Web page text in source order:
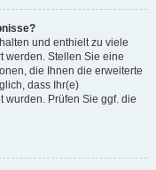
und enthielt zu viele
werden. Stellen Sie eine
die Ihnen die erweiterte
dass Ihr(e)
wurden. Prüfen Sie ggf. die